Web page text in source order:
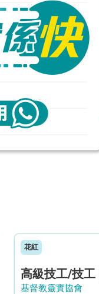
花紅
基督教靈實協會